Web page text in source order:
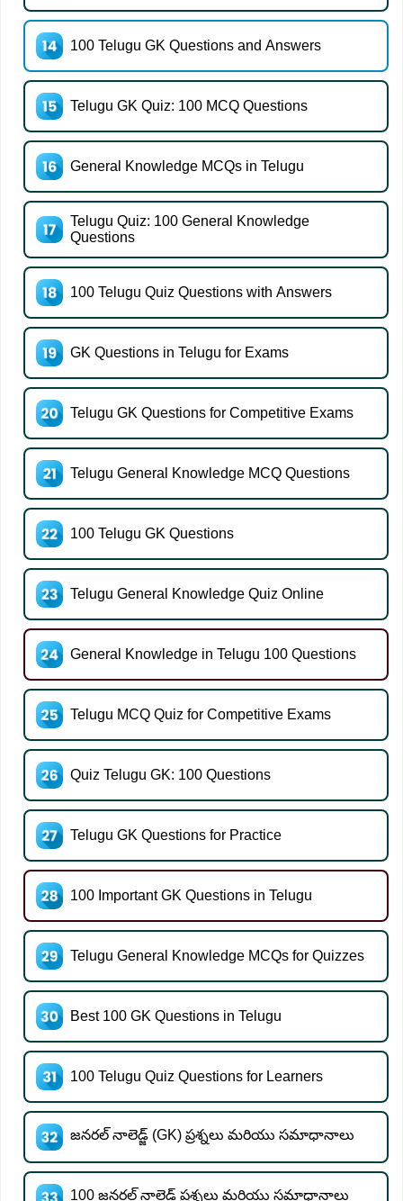
100 Telugu GK Questions and Answers
Telugu GK Quiz: 100 MCQ Questions
General Knowledge MCQs in Telugu
Telugu Quiz: 100 General Knowledge
Questions
100 Telugu Quiz Questions with Answers
GK Questions in Telugu for Exams
Telugu GK Questions for Competitive Exams
Telugu General Knowledge MCQ Questions
100 Telugu GK Questions
Telugu General Knowledge Quiz Online
General Knowledge in Telugu 100 Questions
Telugu MCQ Quiz for Competitive Exams
Quiz Telugu GK: 100 Questions
Telugu GK Questions for Practice
100 Important GK Questions in Telugu
Telugu General Knowledge MCQs for Quizzes
Best 100 GK Questions in Telugu
100 Telugu Quiz Questions for Learners
జనరల్ నాలెడ్జ్ (GK) ప్రశ్నలు మరియు సమాధానాలు
100 జనరల్ నాలెడ్జ్ ప్రశ్నలు మరియు సమాధానాలు